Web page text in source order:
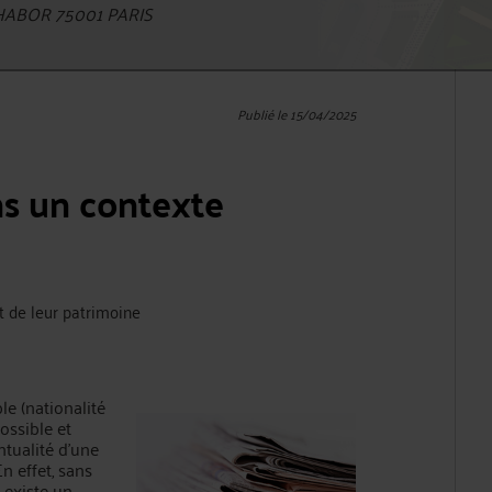
75001 PARIS
Publié le 15/04/2025
un contexte
de leur patrimoine
(nationalité
et
d’une
effet, sans